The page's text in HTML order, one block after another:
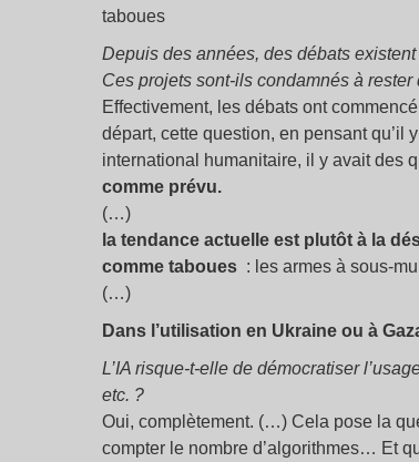
taboues
Depuis des années, des débats
Ces projets sont-ils condamnés à
Effectivement, les débats ont
départ, cette question, en pensant qu’il
international humanitaire, il y avait des
comme prévu.
(…)
la tendance actuelle est plutôt à la
comme taboues : les armes à sous-
(…)
Dans l’utilisation en Ukraine ou à
L’IA risque-t-elle de démocratiser
etc. ?
Oui, complètement. (…) Cela pose la
compter le nombre d’algorithmes… Et